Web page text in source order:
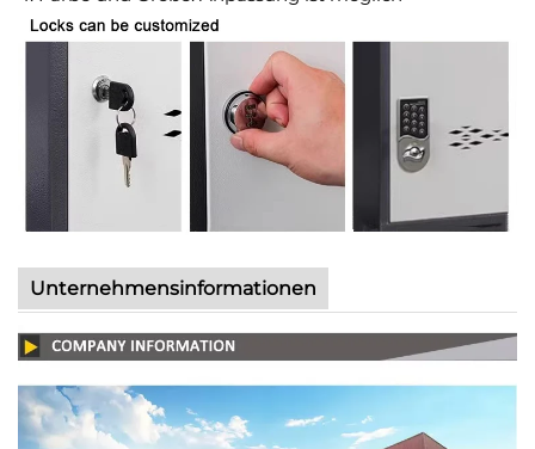
Unternehmensinformationen